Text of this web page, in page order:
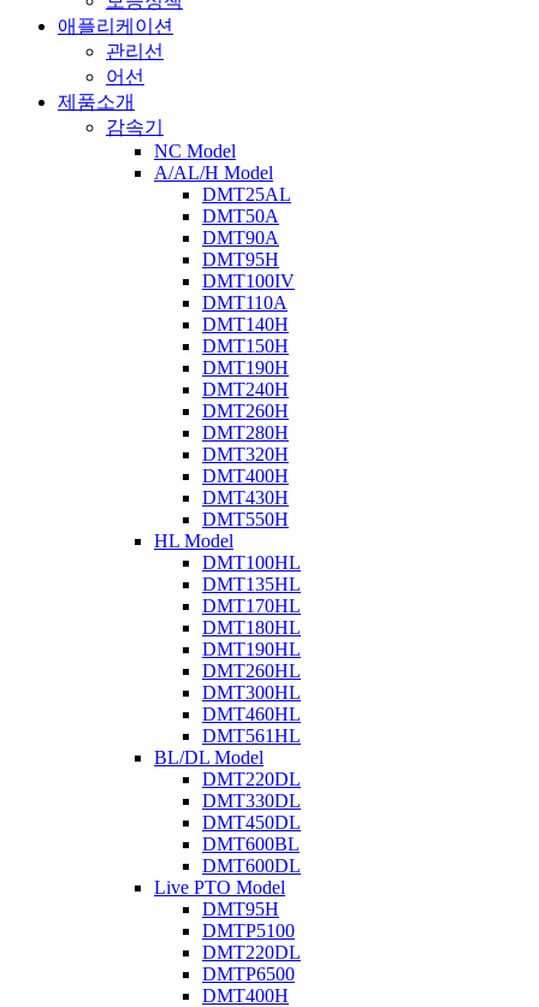
애플리케이션
관리선
어선
제품소개
감속기
NC Model
A/AL/H Model
DMT25AL
DMT50A
DMT90A
DMT95H
DMT100IV
DMT110A
DMT140H
DMT150H
DMT190H
DMT240H
DMT260H
DMT280H
DMT320H
DMT400H
DMT430H
DMT550H
HL Model
DMT100HL
DMT135HL
DMT170HL
DMT180HL
DMT190HL
DMT260HL
DMT300HL
DMT460HL
DMT561HL
BL/DL Model
DMT220DL
DMT330DL
DMT450DL
DMT600BL
DMT600DL
Live PTO Model
DMT95H
DMTP5100
DMT220DL
DMTP6500
DMT400H